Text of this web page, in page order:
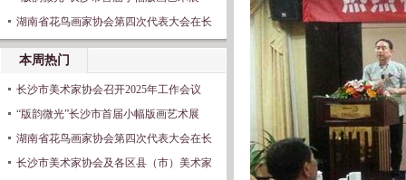
湖南省花鸟画家协会第四次代表大会在长
本周热门
长沙市美术家协会召开2025年工作会议
“版韵微光”长沙市首届小幅版画艺术展
湖南省花鸟画家协会第四次代表大会在长
长沙市美术家协会及各区县（市）美术家